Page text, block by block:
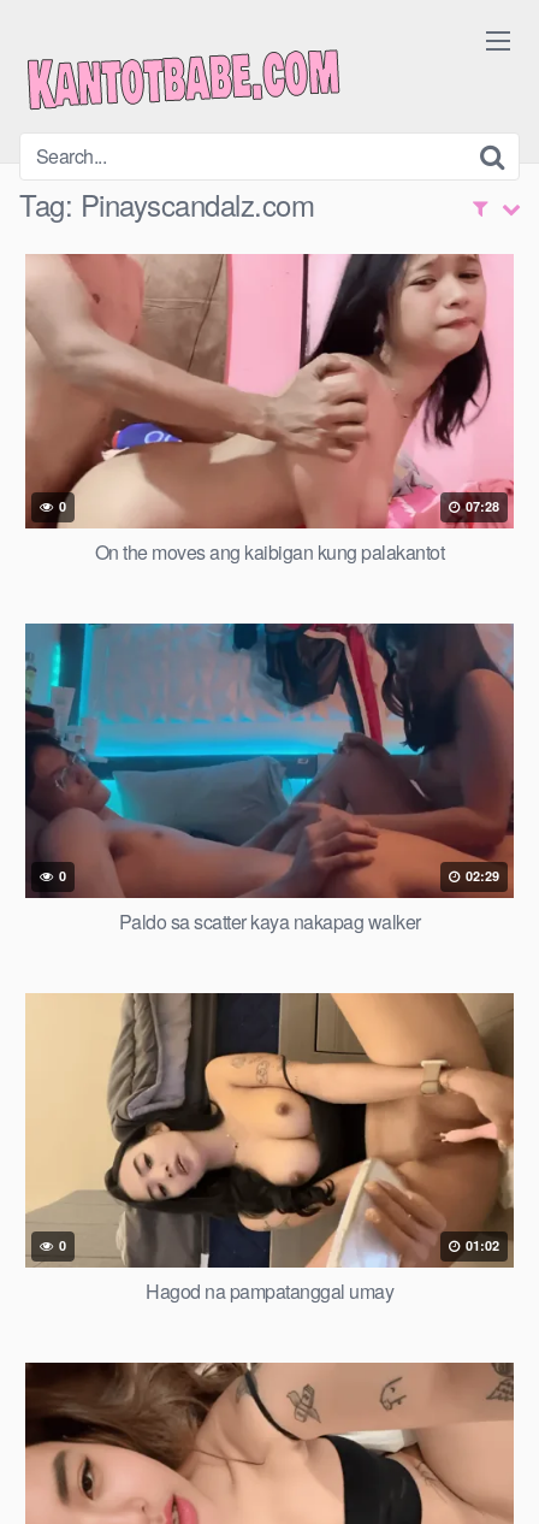
content
Tag: Pinayscandalz.com
0 07:28
On the moves ang kaibigan kung palakantot
0 02:29
Paldo sa scatter kaya nakapag walker
0 01:02
Hagod na pampatanggal umay